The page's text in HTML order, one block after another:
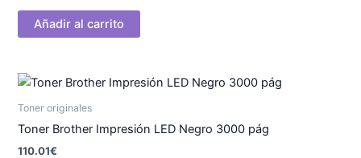
Añadir al carrito
Toner originales
Toner Brother Impresión LED Negro 3000 pág
110.01€